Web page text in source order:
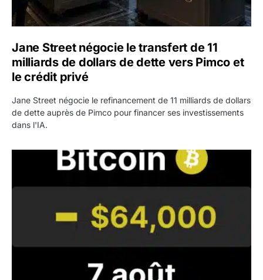
Jane Street négocie le transfert de 11
milliards de dollars de dette vers Pimco et
le crédit privé
Jane Street négocie le refinancement de 11 milliards de dollars
de dette auprès de Pimco pour financer ses investissements
dans l'IA.
Bitcoin stagne à 64 000 dollars pendant que les